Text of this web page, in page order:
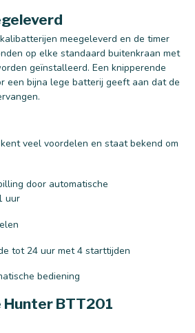
meegeleverd en de timer
op elke standaard buitenkraan met
geïnstalleerd. Een knipperende
een bijna lege batterij geeft aan dat de
veel voordelen en staat bekend om
door automatische
uur
tot 24 uur met 4 starttijden
bediening
Hunter BTT201